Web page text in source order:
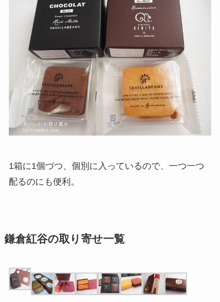
1箱に1個づつ、個別に入っているので、一つ一つ
配るのにも便利。
鎌倉紅谷の取り寄せ一覧